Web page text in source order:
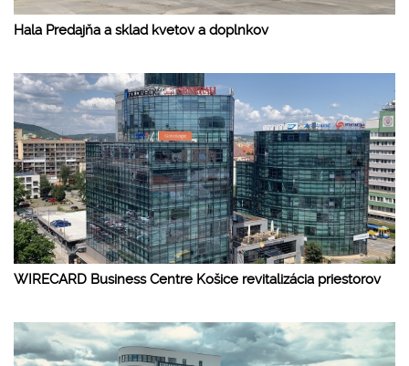
Hala Predajňa a sklad kvetov a doplnkov
WIRECARD Business Centre Košice revitalizácia priestorov